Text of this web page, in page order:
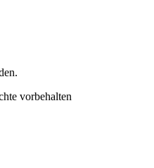
vorbehalten